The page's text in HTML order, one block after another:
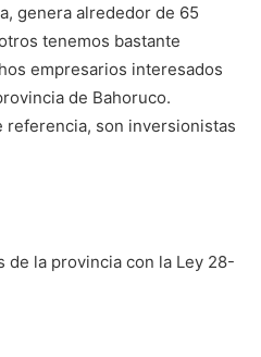
genera alrededor de 65
tenemos bastante
empresarios interesados
de Bahoruco.
referencia, son inversionistas
de la provincia con la Ley 28-